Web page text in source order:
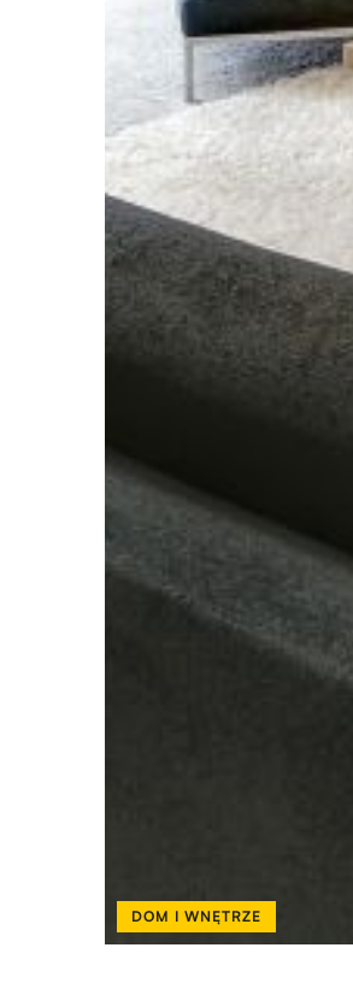
DOM I WNĘTRZE